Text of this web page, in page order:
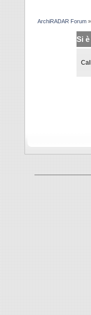
ArchiRADAR Forum
Si